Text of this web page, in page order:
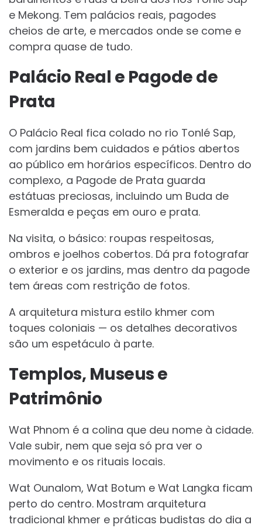
e Mekong. Tem palácios reais, pagodes
cheios de arte, e mercados onde se come e
compra quase de tudo.
Palácio Real e Pagode de
Prata
O Palácio Real fica colado no rio Tonlé Sap,
com jardins bem cuidados e pátios abertos
ao público em horários específicos. Dentro do
complexo, a Pagode de Prata guarda
estátuas preciosas, incluindo um Buda de
Esmeralda e peças em ouro e prata.
Na visita, o básico: roupas respeitosas,
ombros e joelhos cobertos. Dá pra fotografar
o exterior e os jardins, mas dentro da pagode
tem áreas com restrição de fotos.
A arquitetura mistura estilo khmer com
toques coloniais — os detalhes decorativos
são um espetáculo à parte.
Templos, Museus e
Patrimônio
Wat Phnom é a colina que deu nome à cidade.
Vale subir, nem que seja só pra ver o
movimento e os rituais locais.
Wat Ounalom, Wat Botum e Wat Langka ficam
perto do centro. Mostram arquitetura
tradicional khmer e práticas budistas do dia a